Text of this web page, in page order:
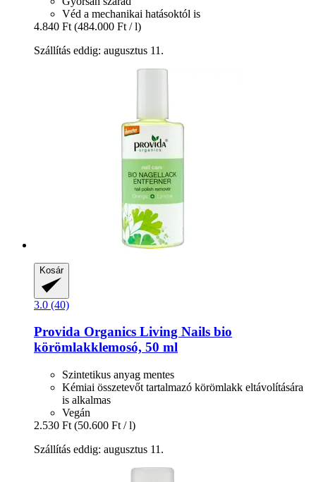
Véd a mechanikai hatásoktól is
4.840 Ft (484.000 Ft / l)
Szállítás eddig: augusztus 11.
Kosár
3.0 (40)
Provida Organics Living Nails bio
körömlakklemosó, 50 ml
Szintetikus anyag mentes
Kémiai összetevőt tartalmazó körömlakk eltávolítására
is alkalmas
Vegán
2.530 Ft (50.600 Ft / l)
Szállítás eddig: augusztus 11.